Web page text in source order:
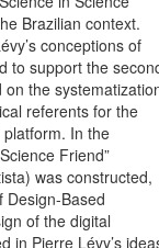
Brazilian context.
conceptions of
to support the
the
referents for the
In the
Friend”
was constructed,
Design-Based
of the digital
in Pierre Lévy’s